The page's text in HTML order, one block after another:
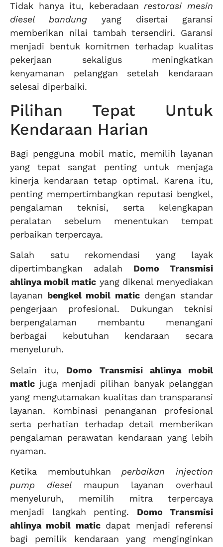
Tidak hanya itu, keberadaanrestorasi mesin
diesel bandung yang disertai garansi
memberikan nilai tambah tersendiri. Garansi
menjadi bentuk komitmen terhadap kualitas
pekerjaan sekaligus meningkatkan
kenyamanan pelanggan setelah kendaraan
selesai diperbaiki.
Pilihan Tepat Untuk
Kendaraan Harian
Bagi pengguna mobil matic, memilih layanan
yang tepat sangat penting untuk menjaga
kinerja kendaraan tetap optimal. Karena itu,
penting mempertimbangkan reputasi bengkel,
pengalaman teknisi, serta kelengkapan
peralatan sebelum menentukan tempat
perbaikan terpercaya.
Salah satu rekomendasi yang layak
dipertimbangkan adalah Domo Transmisi
ahlinya mobil matic yang dikenal menyediakan
layanan bengkel mobil maticdengan standar
pengerjaan profesional. Dukungan teknisi
berpengalaman membantu menangani
berbagai kebutuhan kendaraan secara
menyeluruh.
Selain itu, Domo Transmisi ahlinya mobil
matic juga menjadi pilihan banyak pelanggan
yang mengutamakan kualitas dan transparansi
layanan. Kombinasi penanganan profesional
serta perhatian terhadap detail memberikan
pengalaman perawatan kendaraan yang lebih
nyaman.
Ketika membutuhkan perbaikan injection
pump diesel maupun layanan overhaul
menyeluruh, memilih mitra terpercaya
menjadi langkah penting. Domo Transmisi
ahlinya mobil maticdapat menjadi referensi
bagi pemilik kendaraan yang menginginkan